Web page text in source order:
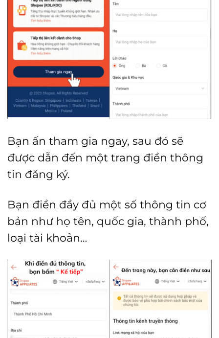
Bạn ấn tham gia ngay, sau đó sẽ
được dẫn đến một trang điền thông
tin đăng ký.
Bạn điền đầy đủ một số thông tin cơ
bản như họ tên, quốc gia, thành phố,
loại tài khoản…